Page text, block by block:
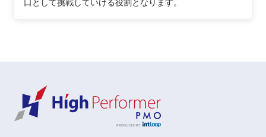
口として挑戦していける役割となります。